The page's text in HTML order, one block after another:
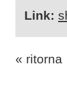
Link:
« ritorna